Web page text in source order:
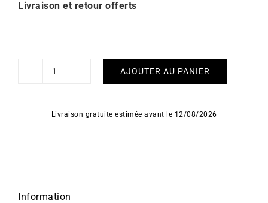
Livraison et retour offerts
quantité
Rose
AJOUTER AU PANIER
Livraison gratuite estimée avant le 12/08/2026
Information